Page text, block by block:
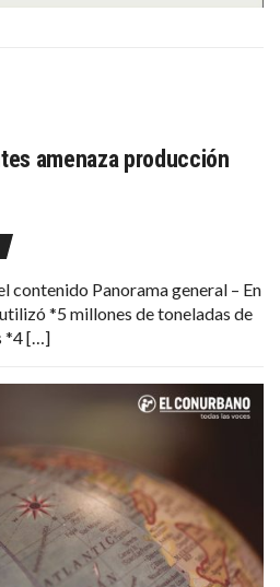
amenaza producción
contenido Panorama general – En
*5 millones de toneladas de
*4 […]